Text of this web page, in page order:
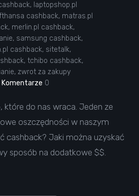
, laptopshop.pl
cashback, matras.pl
, merlin.pl cashback,
, samsung cashback,
cashback, sitetalk,
, tchibo cashback,
, zwrot za zakupy
Komentarze 0
które do nas wraca. Jeden ze
oszczędności w naszym
cashback? Jaki można uzyskać
sposób na dodatkowe $$.